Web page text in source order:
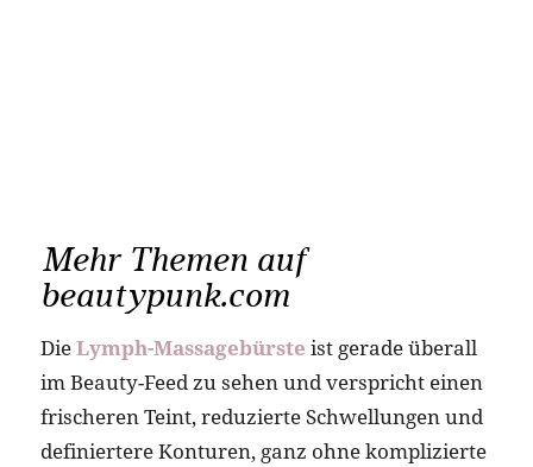
Mehr Themen auf
beautypunk.com
DieLymph-Massagebürste ist gerade überall
im Beauty-Feed zu sehen und verspricht einen
frischeren Teint, reduzierte Schwellungen und
definiertere Konturen, ganz ohne komplizierte